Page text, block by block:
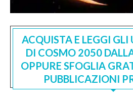
ACQUISTA E LEGGI
DI COSMO 2050
OPPURE SFOGLIA
PUBBLICAZIONI